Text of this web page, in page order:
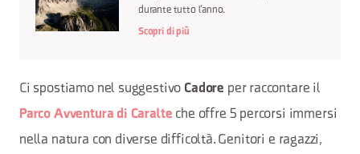
durante tutto l’anno.
Scopri di più
Ci spostiamo nel suggestivo Cadore per raccontare il
Parco Avventura di Caralte che offre 5 percorsi immersi
nella natura con diverse difficoltà. Genitori e ragazzi,